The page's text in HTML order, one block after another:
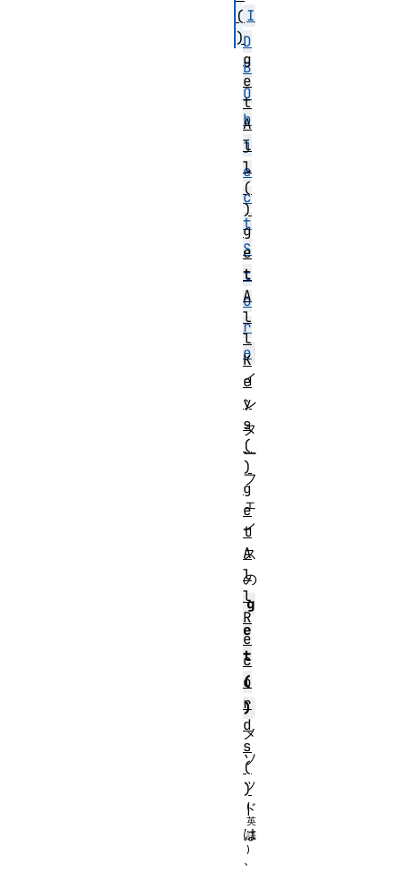
I
D
B
O
b
j
e
c
t
S
t
o
r
e
イ
ン
タ
ー
フ
ェ
イ
ス
の
g
e
t
(
)
メ
ソ
ッ
ド
は
、
(
)
g
e
t
A
l
l
(
)
g
e
t
A
l
l
K
e
y
s
(
)
g
e
t
A
l
l
R
e
c
o
r
d
s
(
)